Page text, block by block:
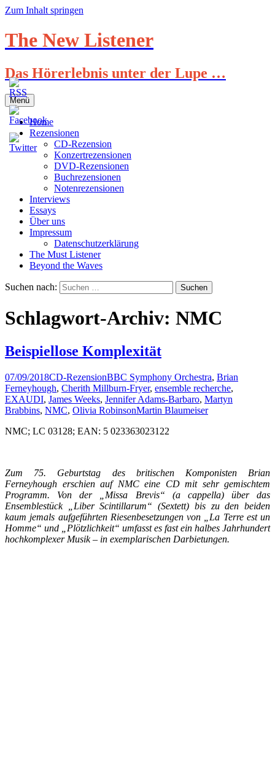
Zum Inhalt springen
The New Listener
Das Hörerlebnis unter der Lupe …
Menü
Home
Rezensionen
CD-Rezension
Konzertrezensionen
DVD-Rezensionen
Buchrezensionen
Notenrezensionen
Interviews
Essays
Über uns
Impressum
Datenschutzerklärung
The Must Listener
Beyond the Waves
Suchen nach:
Schlagwort-Archiv: NMC
Beispiellose Komplexität
07/09/2018CD-RezensionBBC Symphony Orchestra, Brian
Ferneyhough, Cherith Millburn-Fryer, ensemble recherche,
EXAUDI, James Weeks, Jennifer Adams-Barbaro, Martyn
Brabbins, NMC, Olivia RobinsonMartin Blaumeiser
NMC; LC 03128; EAN: 5 023363023122
Zum 75. Geburtstag des britischen Komponisten Brian
Ferneyhough erschien auf NMC eine CD mit sehr gemischtem
Programm. Von der „Missa Brevis“ (a cappella) über das
Ensemblestück „Liber Scintillarum“ (Sextett) bis zu den beiden
kaum jemals aufgeführten Riesenbesetzungen von „La Terre est un
Homme“ und „Plötzlichkeit“ umfasst es fast ein halbes Jahrhundert
hochkomplexer Musik – in exemplarischen Darbietungen.